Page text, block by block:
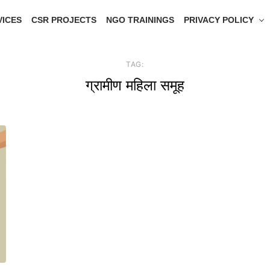
CSR PROJECTS NGO TRAININGS PRIVACY POLICY
TAG:
ग्रामीण महिला समूह